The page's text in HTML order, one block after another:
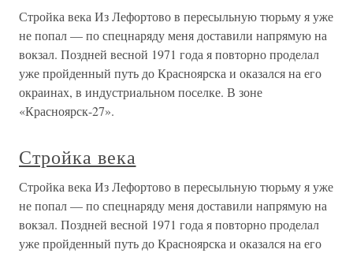
Стройка века Из Лефортово в пересыльную тюрьму я уже
не попал — по спецнаряду меня доставили напрямую на
вокзал. Поздней весной 1971 года я повторно проделал
уже пройденный путь до Красноярска и оказался на его
окраинах, в индустриальном поселке. В зоне
«Красноярск-27».
Стройка века
Стройка века Из Лефортово в пересыльную тюрьму я уже
не попал — по спецнаряду меня доставили напрямую на
вокзал. Поздней весной 1971 года я повторно проделал
уже пройденный путь до Красноярска и оказался на его